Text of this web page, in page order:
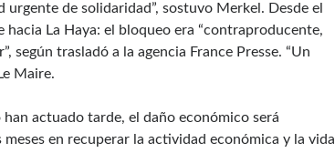
urgente de solidaridad”, sostuvo Merkel. Desde el
hacia La Haya: el bloqueo era “contraproducente,
según trasladó a la agencia France Presse. “Un
Maire.
han actuado tarde, el daño económico será
en recuperar la actividad económica y la vida